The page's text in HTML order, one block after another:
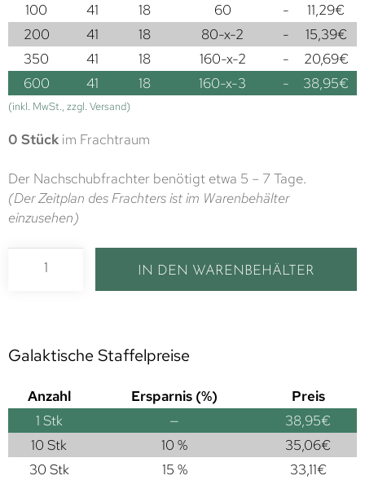
100
41 18 60 - 11,29€
200
41 18 80-x-2 - 15,39€
350
41 18 160-x-2 - 20,69€
600
41 18 160-x-3 - 38,95€
(inkl. MwSt., zzgl. Versand)
0 Stück im Frachtraum
Der Nachschubfrachter benötigt etwa 5 – 7 Tage.
(Der Zeitplan des Frachters ist im Warenbehälter
einzusehen)
IN DEN WARENBEHÄLTER
Galaktische Staffelpreise
Anzahl Ersparnis (%)
Preis
1 Stk — 38,95€
10 Stk
10 % 35,06€
30 Stk
15 % 33,11€